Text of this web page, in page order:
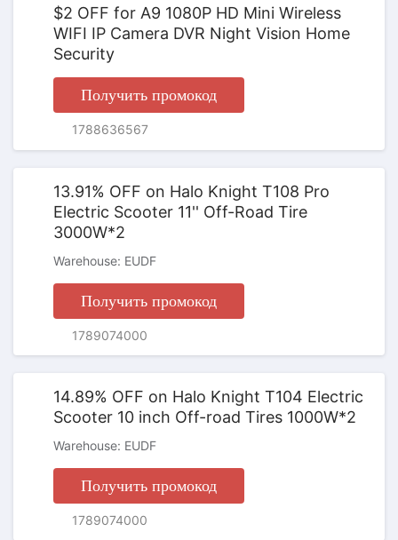
$2 OFF for A9 1080P HD Mini Wireless
WIFI IP Camera DVR Night Vision Home
Security
Получить промокод
1788636567
ПРОМОКОД
13.91% OFF on Halo Knight T108 Pro
Electric Scooter 11'' Off-Road Tire
3000W*2
Warehouse: EUDF
Получить промокод
1789074000
ПРОМОКОД
14.89% OFF on Halo Knight T104 Electric
Scooter 10 inch Off-road Tires 1000W*2
Warehouse: EUDF
Получить промокод
1789074000